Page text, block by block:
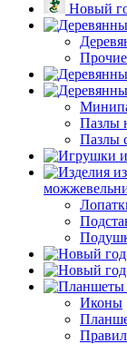
Новый
Пазлы
Пазлы
Иконы